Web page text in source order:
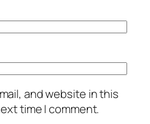
and website in this
time I comment.